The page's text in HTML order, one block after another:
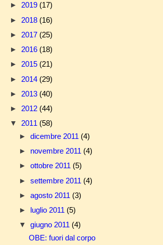
► 2019 (17)
► 2018 (16)
► 2017 (25)
► 2016 (18)
► 2015 (21)
► 2014 (29)
► 2013 (40)
► 2012 (44)
▼ 2011 (58)
► dicembre 2011 (4)
► novembre 2011 (4)
► ottobre 2011 (5)
► settembre 2011 (4)
► agosto 2011 (3)
► luglio 2011 (5)
▼ giugno 2011 (4)
OBE: fuori dal corpo